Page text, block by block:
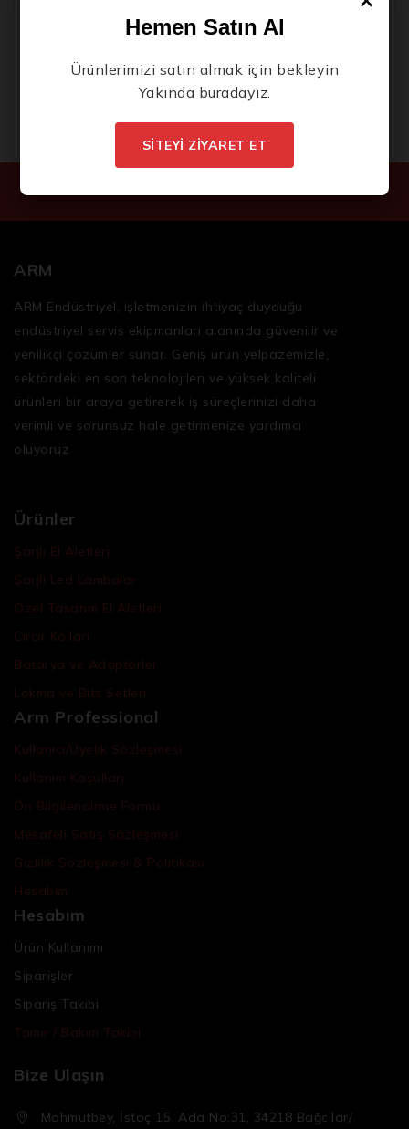
Full Torr𝐞nt
ARM
ARM Endüstriyel, işletmenizin ihtiyaç duyduğu
endüstriyel servis ekipmanları alanında güvenilir ve
yenilikçi çözümler sunar. Geniş ürün yelpazemizle,
sektördeki en son teknolojileri ve yüksek kaliteli
ürünleri bir araya getirerek iş süreçlerinizi daha
verimli ve sorunsuz hale getirmenize yardımcı
oluyoruz.
Ürünler
Şarjlı El Aletleri
Şarjlı Led Lambalar
Özel Tasarım El Aletleri
Cırcır Kolları
Batarya ve Adaptörler
Lokma ve Bits Setleri
Arm Professional
Kullanıcı/Üyelik Sözleşmesi
Kullanım Koşulları
Ön Bilgilendirme Formu
Mesafeli Satış Sözleşmesi
Gizlilik Sözleşmesi & Politikası
Hesabım
Hesabım
Ürün Kullanımı
Siparişler
Sipariş Takibi
Tamir / Bakım Takibi
Bize Ulaşın
Mahmutbey, İstoç 15. Ada No:31, 34218 Bağcılar/
Hemen Satın Al
Ürünlerimizi satın almak için bekleyin
Yakında buradayız.
SİTEYİ ZİYARET ET